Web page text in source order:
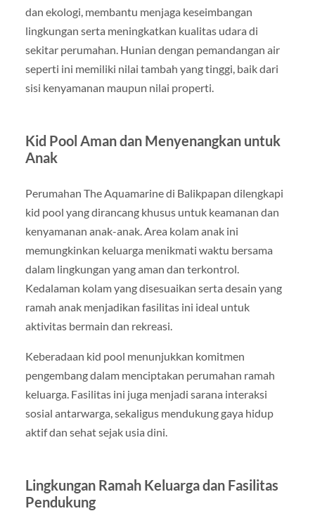
dan ekologi, membantu menjaga keseimbangan
lingkungan serta meningkatkan kualitas udara di
sekitar perumahan. Hunian dengan pemandangan air
seperti ini memiliki nilai tambah yang tinggi, baik dari
sisi kenyamanan maupun nilai properti.
Kid Pool Aman dan Menyenangkan untuk
Anak
Perumahan The Aquamarine di Balikpapan dilengkapi
kid pool yang dirancang khusus untuk keamanan dan
kenyamanan anak-anak. Area kolam anak ini
memungkinkan keluarga menikmati waktu bersama
dalam lingkungan yang aman dan terkontrol.
Kedalaman kolam yang disesuaikan serta desain yang
ramah anak menjadikan fasilitas ini ideal untuk
aktivitas bermain dan rekreasi.
Keberadaan kid pool menunjukkan komitmen
pengembang dalam menciptakan perumahan ramah
keluarga. Fasilitas ini juga menjadi sarana interaksi
sosial antarwarga, sekaligus mendukung gaya hidup
aktif dan sehat sejak usia dini.
Lingkungan Ramah Keluarga dan Fasilitas
Pendukung